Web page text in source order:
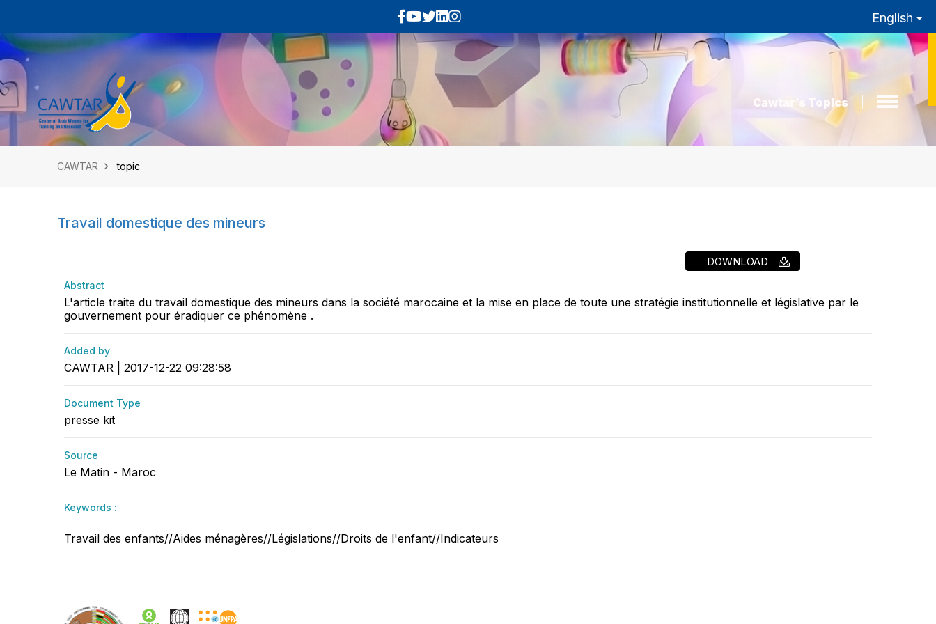
English
Cawtar’s Topics
CAWTAR topic
Travail domestique des mineurs
DOWNLOAD
Abstract
L'article traite du travail domestique des mineurs dans la société marocaine et la mise en place de toute une stratégie institutionnelle et législative par le
gouvernement pour éradiquer ce phénomène .
Added by
CAWTAR | 2017-12-22 09:28:58
Document Type
presse kit
Source
Le Matin - Maroc
Keywords :
Travail des enfants//Aides ménagères//Législations//Droits de l'enfant//Indicateurs